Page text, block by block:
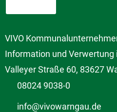
VIVO
Information und Verwertung
Valleyer Straße 60, 83627
08024 9038-0
info@vivowarngau.de